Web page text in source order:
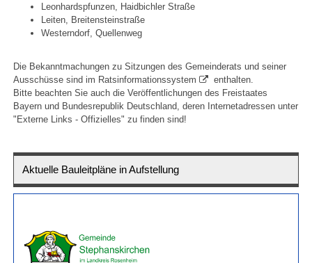
Leonhardspfunzen, Haidbichler Straße
Leiten, Breitensteinstraße
Westerndorf, Quellenweg
Die Bekanntmachungen zu Sitzungen des Gemeinderats und seiner
Ausschüsse sind im Ratsinformationssystem
enthalten.
Bitte beachten Sie auch die Veröffentlichungen des Freistaates
Bayern und Bundesrepublik Deutschland, deren Internetadressen unter
" Externe Links - Offizielles" zu finden sind!
Aktuelle Bauleitpläne in Aufstellung